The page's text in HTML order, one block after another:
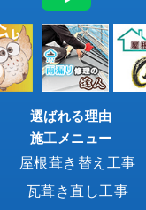
選ばれる理由
施工メニュー
屋根葺き替え工事
瓦葺き直し工事